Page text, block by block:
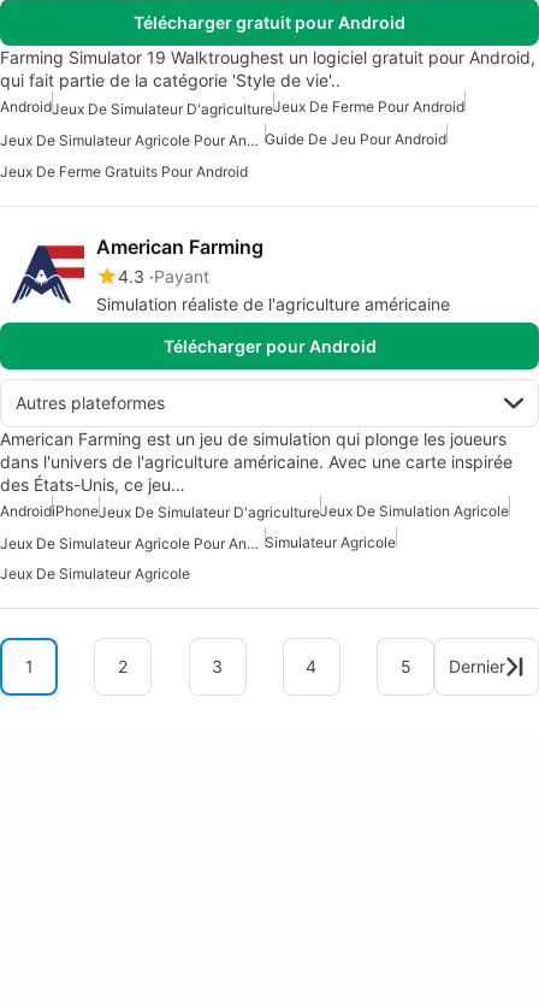
Télécharger gratuit pour Android
Farming Simulator 19 Walktroughest un logiciel gratuit pour Android,
qui fait partie de la catégorie 'Style de vie'..
AndroidJeux De Simulateur D'agricultureJeux De Ferme Pour Android
Jeux De Simulateur Agricole Pour Android Guide De Jeu Pour Android
Jeux De Ferme Gratuits Pour Android
American Farming
4.3 Payant
Simulation réaliste de l'agriculture américaine
Télécharger pour Android
Autres plateformes
American Farming est un jeu de simulation qui plonge les joueurs
dans l'univers de l'agriculture américaine. Avec une carte inspirée
des États-Unis, ce jeu…
AndroidiPhoneJeux De Simulateur D'agricultureJeux De Simulation Agricole
Jeux De Simulateur Agricole Pour Android Simulateur Agricole
Jeux De Simulateur Agricole
1 2 3 4 5 Dernier